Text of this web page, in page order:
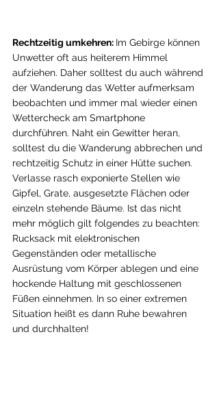
Rechtzeitig umkehren: Im Gebirge können
Unwetter oft aus heiterem Himmel
aufziehen. Daher solltest du auch während
der Wanderung das Wetter aufmerksam
beobachten und immer mal wieder einen
Wettercheck am Smartphone
durchführen. Naht ein Gewitter heran,
solltest du die Wanderung abbrechen und
rechtzeitig Schutz in einer Hütte suchen.
Verlasse rasch exponierte Stellen wie
Gipfel, Grate, ausgesetzte Flächen oder
einzeln stehende Bäume. Ist das nicht
mehr möglich gilt folgendes zu beachten:
Rucksack mit elektronischen
Gegenständen oder metallische
Ausrüstung vom Körper ablegen und eine
hockende Haltung mit geschlossenen
Füßen einnehmen. In so einer extremen
Situation heißt es dann Ruhe bewahren
und durchhalten!